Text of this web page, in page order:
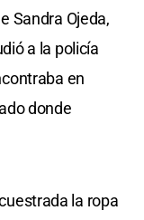
Sandra Ojeda,
a la policía
en
donde
la ropa